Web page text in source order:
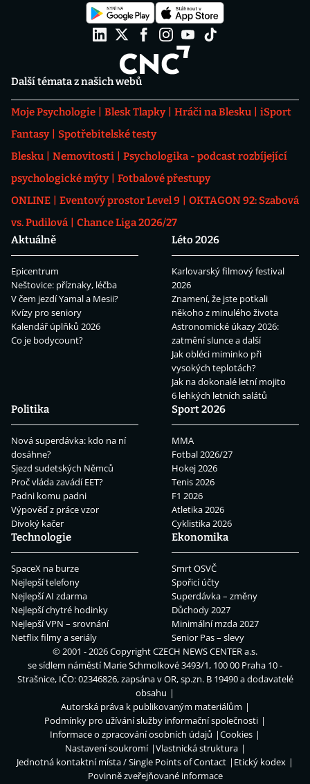
Další témata z našich webů
Moje Psychologie Blesk Tlapky Hráči na Blesku
iSport
Fantasy
Spotřebitelské testy
Blesku
Nemovitosti
Psychologika - podcast rozbíjející
psychologické mýty
Fotbalové přestupy
ONLINE
Eventový prostor Level 9
OKTAGON 92: Szabová
vs. Pudilová
Chance Liga 2026/27
Aktuálně
Epicentrum
Neštovice: příznaky, léčba
V čem jezdí Yamal a Mesii?
Kvízy pro seniory
Kalendář úplňků 2026
Co je bodycount?
Léto 2026
Karlovarský filmový festival
2026
Znamení, že jste potkali
někoho z minulého života
Astronomické úkazy 2026:
zatmění slunce a další
Jak obléci miminko při
vysokých teplotách?
Jak na dokonalé letní mojito
6 lehkých letních salátů
Politika
Nová superdávka: kdo na ní
dosáhne?
Sjezd sudetských Němců
Proč vláda zavádí EET?
Padni komu padni
Výpověď z práce vzor
Divoký kačer
Sport 2026
MMA
Fotbal 2026/27
Hokej 2026
Tenis 2026
F1 2026
Atletika 2026
Cyklistika 2026
Technologie
SpaceX na burze
Nejlepší telefony
Nejlepší AI zdarma
Nejlepší chytré hodinky
Nejlepší VPN – srovnání
Netflix filmy a seriály
Ekonomika
Smrt OSVČ
Spořicí účty
Superdávka – změny
Důchody 2027
Minimální mzda 2027
Senior Pas – slevy
© 2001 - 2026 CopyrightCZECH NEWS CENTER a.s.
se sídlem náměstí Marie Schmolkové 3493/1, 100 00 Praha 10 -
Strašnice, IČO: 02346826, zapsána v OR, sp.zn. B 19490 a dodavatelé
obsahu
Autorská práva k publikovaným materiálům
Podmínky pro užívání služby informační společnosti
Informace o zpracování osobních údajů
Cookies
Nastavení soukromí
Vlastnická struktura
Jednotná kontaktní místa / Single Points of Contact
Etický kodex
Povinně zveřejňované informace